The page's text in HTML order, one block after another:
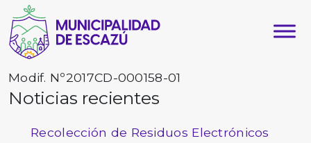
Modif. Nº2017CD-000158-01
Noticias recientes
Recolección de Residuos Electrónicos